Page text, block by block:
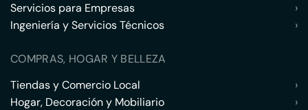
Servicios para Empresas
›
Ingeniería y Servicios Técnicos
›
COMPRAS, HOGAR Y BELLEZA
Tiendas y Comercio Local
›
Hogar, Decoración y Mobiliario
›